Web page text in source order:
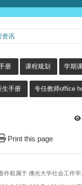
资讯
册 课程规划 学期
生手册 专任教师office
Print this page
作权属于 佛光大学社会工作学